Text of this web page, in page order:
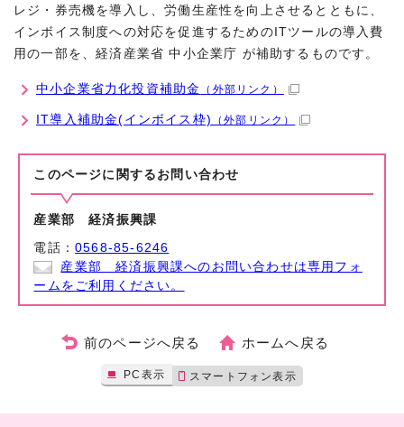
レジ・券売機を導入し、労働生産性を向上させるとともに、
インボイス制度への対応を促進するためのITツールの導入費
用の一部を、経済産業省 中小企業庁 が補助するものです。
中小企業省力化投資補助金 （外部リンク）
IT導入補助金(インボイス枠) （外部リンク）
このページに関する お問い合わせ
産業部 経済振興課
電話：0568-85-6246
産業部 経済振興課へのお問い合わせは専用フォ
ームをご利用ください。
前のページへ戻る ホームへ戻る
PC表示 スマートフォン表示